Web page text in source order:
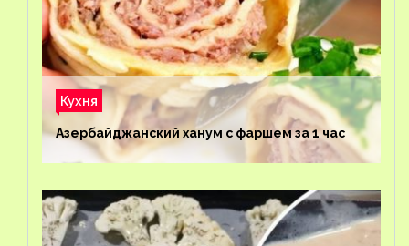
Кухня
Азербайджанский ханум с фаршем за 1 час